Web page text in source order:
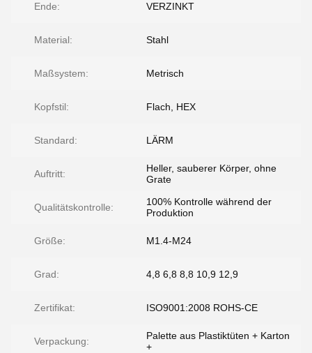
Ende: VERZINKT
Material: Stahl
Maßsystem: Metrisch
Kopfstil: Flach, HEX
Standard: LÄRM
Auftritt:
Heller, sauberer Körper, ohne
Grate
Qualitätskontrolle:
100% Kontrolle während der
Produktion
Größe: M1.4-M24
Grad: 4,8 6,8 8,8 10,9 12,9
Zertifikat: ISO9001:2008 ROHS-CE
Verpackung:
Palette aus Plastiktüten + Karton
+